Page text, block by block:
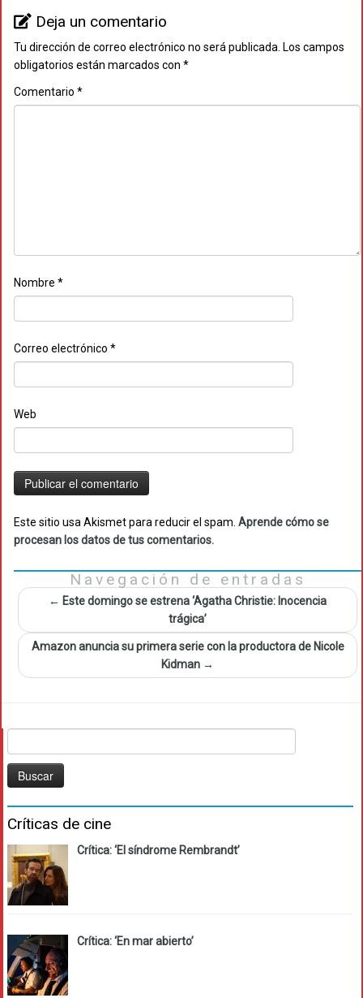
Deja un comentario
Tu dirección de correo electrónico no será publicada. Los campos
obligatorios están marcados con *
Comentario *
Nombre *
Correo electrónico *
Web
Este sitio usa Akismet para reducir el spam. Aprende cómo se
procesan los datos de tus comentarios.
Navegación de entradas
← Este domingo se estrena ‘Agatha Christie: Inocencia
trágica’
Amazon anuncia su primera serie con la productora de Nicole
Kidman →
Críticas de cine
Crítica: ‘El síndrome Rembrandt’
Crítica: ‘En mar abierto’